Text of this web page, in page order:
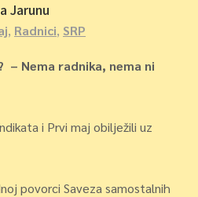
Jarunu
, Radnici, SRP
– Nema radnika, nema ni
i Prvi maj obilježili uz
povorci Saveza samostalnih